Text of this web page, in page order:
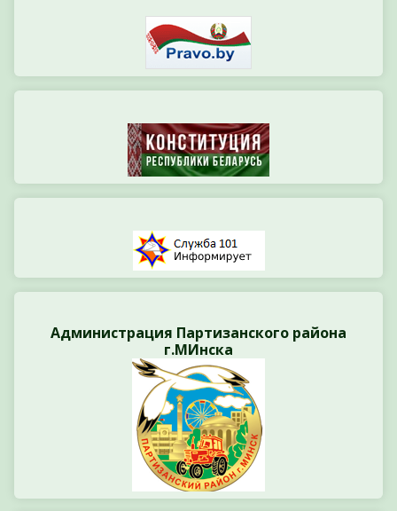
Администрация Партизанского района
г.МИнска